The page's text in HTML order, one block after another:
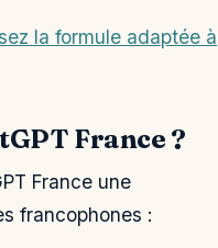
la formule adaptée à
France ?
France une
francophones :